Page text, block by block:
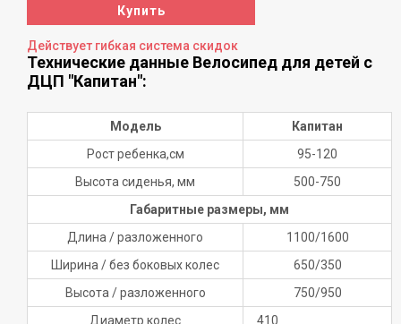
Купить
Действует гибкая система скидок
Технические данные Велосипед для детей с
ДЦП "Капитан":
Модель
Капитан
Рост ребенка,см
95-120
Высота сиденья, мм
500-750
Габаритные размеры, мм
Длина / разложенного
1100/1600
Ширина / без боковых колес
650/350
Высота / разложенного
750/950
Диаметр колес
410